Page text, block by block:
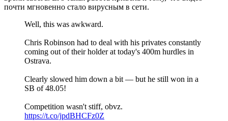
почти мгновенно стало вирусным в сети.
Well, this was awkward.
Chris Robinson had to deal with his privates constantly
coming out of their holder at today's 400m hurdles in
Ostrava.
Clearly slowed him down a bit — but he still won in a
SB of 48.05!
Competition wasn't stiff, obvz.
https://t.co/jpdBHCFz0Z